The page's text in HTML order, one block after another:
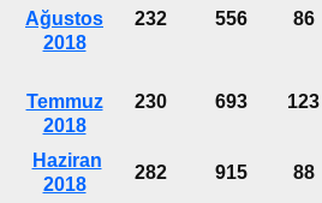
Ağustos
2018
232 556 86
Temmuz
2018
230 693 123
Haziran
2018
282 915 88